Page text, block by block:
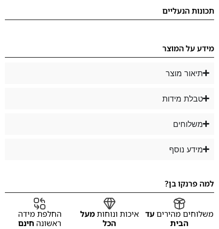
תכונות הנעליים
מידע על המוצר
תיאור מוצר
טבלת מידות
משלוחים
מידע נוסף
למה פרנקו בן?
משלוחים מהיריםעד
הבית
איכות ונוחותמעל
הכל
החלפת מידה
ראשונה חינם